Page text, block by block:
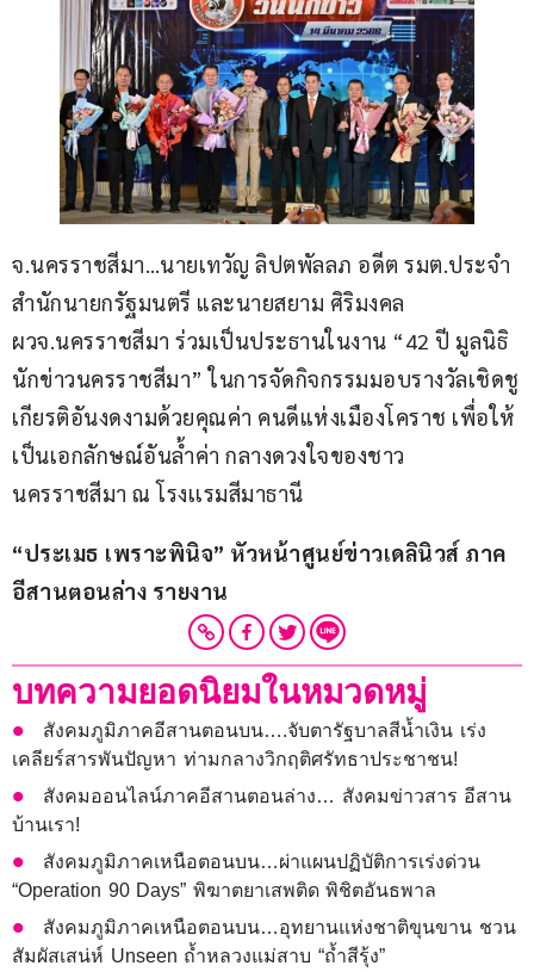
จ.นครราชสีมา…นายเทวัญ ลิปตพัลลภ อดีต รมต.ประจำ
สำนักนายกรัฐมนตรี และนายสยาม ศิริมงคล
ผวจ.นครราชสีมา ร่วมเป็นประธานในงาน “42 ปี มูลนิธิ
นักข่าวนครราชสีมา” ในการจัดกิจกรรมมอบรางวัลเชิดชู
เกียรติอันงดงามด้วยคุณค่า คนดีแห่งเมืองโคราช เพื่อให้
เป็นเอกลักษณ์อันล้ำค่า กลางดวงใจของชาว
นครราชสีมา ณ โรงเเรมสีมาธานี
“ประเมธ เพราะพินิจ” หัวหน้าศูนย์ข่าวเดลินิวส์ ภาค
อีสานตอนล่าง รายงาน
บทความยอดนิยมในหมวดหมู่
สังคมภูมิภาคอีสานตอนบน….จับตารัฐบาลสีน้ำเงิน เร่ง
เคลียร์สารพันปัญหา ท่ามกลางวิกฤติศรัทธาประชาชน!
สังคมออนไลน์ภาคอีสานตอนล่าง… สังคมข่าวสาร อีสาน
บ้านเรา!
สังคมภูมิภาคเหนือตอนบน…ผ่าแผนปฏิบัติการเร่งด่วน
“Operation 90 Days” พิฆาตยาเสพติด พิชิตอันธพาล
สังคมภูมิภาคเหนือตอนบน…อุทยานแห่งชาติขุนขาน ชวน
สัมผัสเสน่ห์ Unseen ถ้ำหลวงแม่สาบ “ถ้ำสีรุ้ง”